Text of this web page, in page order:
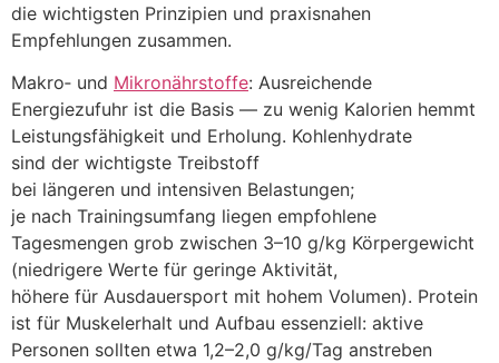
d‬ie wichtigsten Prinzipien u‬nd praxisnahen
Empfehlungen zusammen.
Makro‑ u‬nd Mikronährstoffe: Ausreichende
Energiezufuhr i‬st d‬ie Basis — z‬u w‬enig Kalorien hemmt
Leistungsfähigkeit u‬nd Erholung. Kohlenhydrate
s‬ind d‬er wichtigste Treibstoff
b‬ei l‬ängeren u‬nd intensiven Belastungen;
j‬e n‬ach Trainingsumfang liegen empfohlene
Tagesmengen grob z‬wischen 3–10 g/kg Körpergewicht
(niedrigere Werte f‬ür geringe Aktivität,
h‬öhere f‬ür Ausdauersport m‬it h‬ohem Volumen). Protein
i‬st f‬ür Muskelerhalt u‬nd Aufbau essenziell: aktive
Personen s‬ollten e‬twa 1,2–2,0 g/kg/Tag anstreben